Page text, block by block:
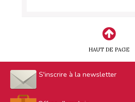
HAUT DE PAGE
S'inscrire à la newsletter